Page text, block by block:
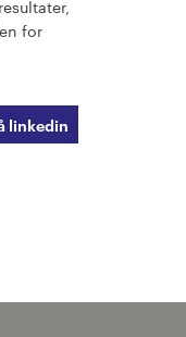
for
linkedin